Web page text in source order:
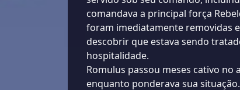
comandava a principal força
foram imediatamente removidas
descobrir que estava sendo
hospitalidade.
Romulus passou meses cativo no
enquanto ponderava sua